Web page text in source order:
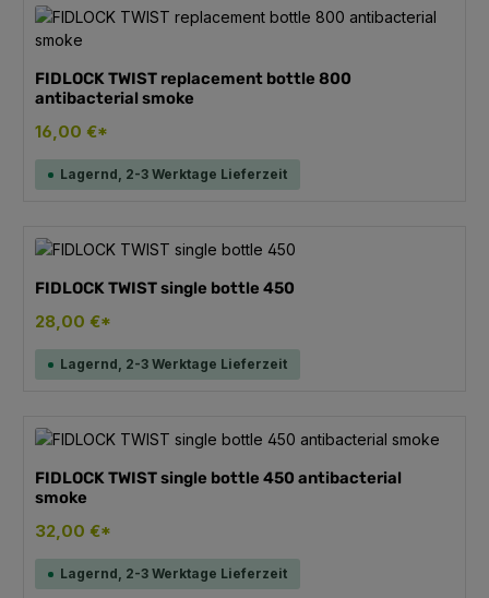
FIDLOCK TWIST replacement bottle 800
antibacterial smoke
16,00 €*
Lagernd, 2-3 Werktage Lieferzeit
FIDLOCK TWIST single bottle 450
28,00 €*
Lagernd, 2-3 Werktage Lieferzeit
FIDLOCK TWIST single bottle 450 antibacterial
smoke
32,00 €*
Lagernd, 2-3 Werktage Lieferzeit